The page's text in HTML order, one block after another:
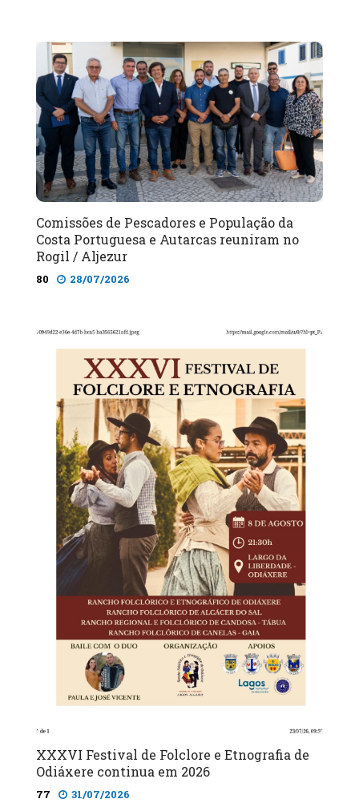
Comissões de Pescadores e População da
Costa Portuguesa e Autarcas reuniram no
Rogil / Aljezur
80 28/07/2026
XXXVI Festival de Folclore e Etnografia de
Odiáxere continua em 2026
77 31/07/2026